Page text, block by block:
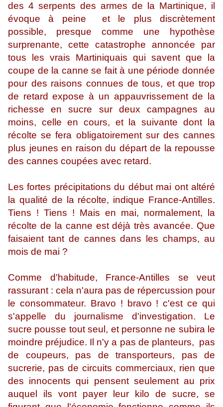
des 4 serpents des armes de la Martinique, il
évoque à peine et le plus discrètement
possible, presque comme une hypothèse
surprenante, cette catastrophe annoncée par
tous les vrais Martiniquais qui savent que la
coupe de la canne se fait à une période donnée
pour des raisons connues de tous, et que trop
de retard expose à un appauvrissement de la
richesse en sucre sur deux campagnes au
moins, celle en cours, et la suivante dont la
récolte se fera obligatoirement sur des cannes
plus jeunes en raison du départ de la repousse
des cannes coupées avec retard.
Les fortes précipitations du début mai ont altéré
la qualité de la récolte, indique France-Antilles.
Tiens ! Tiens ! Mais en mai, normalement, la
récolte de la canne est déjà très avancée. Que
faisaient tant de cannes dans les champs, au
mois de mai ?
Comme d'habitude, France-Antilles se veut
rassurant : cela n'aura pas de répercussion pour
le consommateur. Bravo ! bravo ! c'est ce qui
s'appelle du journalisme d'investigation. Le
sucre pousse tout seul, et personne ne subira le
moindre préjudice. Il n'y a pas de planteurs, pas
de coupeurs, pas de transporteurs, pas de
sucrerie, pas de circuits commerciaux, rien que
des innocents qui pensent seulement au prix
auquel ils vont payer leur kilo de sucre, se